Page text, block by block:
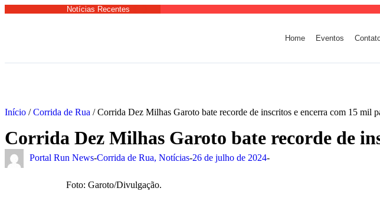
Notícias Recentes
Home Eventos
Início / Corrida de Rua / Corrida Dez Milhas Garoto bate recorde de inscritos e encerra com 15 mil
Corrida Dez Milhas Garoto bate recorde de
Portal Run News-Corrida de Rua, Notícias-26 de julho de 2024-
Foto: Garoto/Divulgação.